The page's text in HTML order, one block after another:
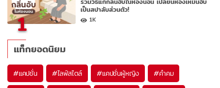
1
เป็นสปาลับส่วนตัว!
1K
แท็กยอดนิยม
#แคปชั่น #ไลฟ์สไตล์ #แคปชั่นผู้หญิง #คำคม